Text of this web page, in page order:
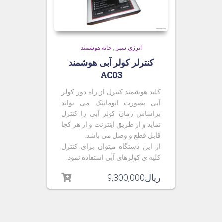
انرژی سبز ,خانه هوشمند
کنترلر کولر آبی هوشمند
AC03
کلید هوشمند کنترل از راه دور کولر
آبی بصورت اتوماتیک می تواند
براساس زمان کولر آبی را کنترل
نماید و از طریق اینترنت و از هر کجا
قابل قطع و وصل می باشد.
از این دستگاه میتوان برای کنترل
کلیه ی کولرهای آبی استفاده نمود.
ریال9,300,000